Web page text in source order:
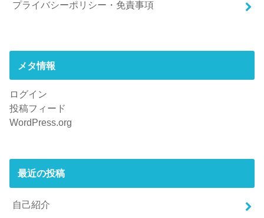
プライバシーポリシー・免責事項
メタ情報
ログイン
投稿フィード
WordPress.org
最近の投稿
自己紹介